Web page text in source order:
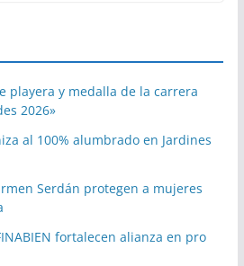
playera y medalla de la carrera
2026»
al 100% alumbrado en Jardines
Serdán protegen a mujeres
fortalecen alianza en pro